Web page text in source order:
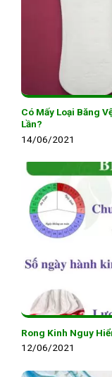
Có Mấy Loại Băng
Lần?
14/06/2021
Rong Kinh Nguy
12/06/2021